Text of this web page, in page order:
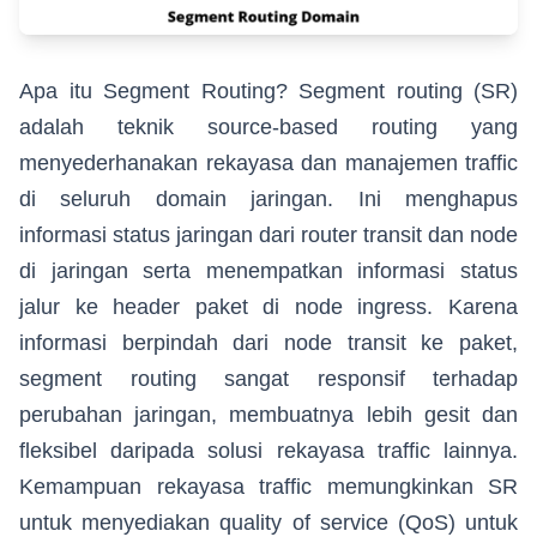
Apa itu Segment Routing? Segment routing (SR)
adalah teknik source-based routing yang
menyederhanakan rekayasa dan manajemen traffic
di seluruh domain jaringan. Ini menghapus
informasi status jaringan dari router transit dan node
di jaringan serta menempatkan informasi status
jalur ke header paket di node ingress. Karena
informasi berpindah dari node transit ke paket,
segment routing sangat responsif terhadap
perubahan jaringan, membuatnya lebih gesit dan
fleksibel daripada solusi rekayasa traffic lainnya.
Kemampuan rekayasa traffic memungkinkan SR
untuk menyediakan quality of service (QoS) untuk